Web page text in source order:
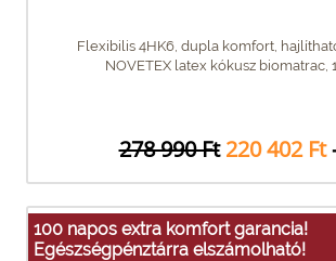
Flexibilis 4HK6, dupla komfort,
NOVETEX latex kókusz biomatrac,
278 990 Ft 220 402 Ft
100 napos extra komfort garancia!
Egészségpénztárra elszámolható!